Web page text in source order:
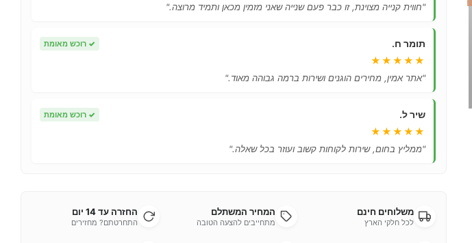
"חווית קנייה מצוינת, זו כבר פעם שנייה שאני מזמין מכאן ותמיד מרוצה."
תומר ח. ✓ רוכש מאומת
★★★★★
"אתר אמין, מחירים הוגנים ושירות ברמה גבוהה מאוד."
שיר ל. ✓ רוכש מאומת
★★★★★
"ממליץ בחום, שירות לקוחות קשוב ועוזר בכל שאלה."
משלוחים חינם
לכל חלקי הארץ
המחיר המשתלם
מתחייבים להצעה הטובה
החזרה עד 14 יום
התחרטתם? מחזירים